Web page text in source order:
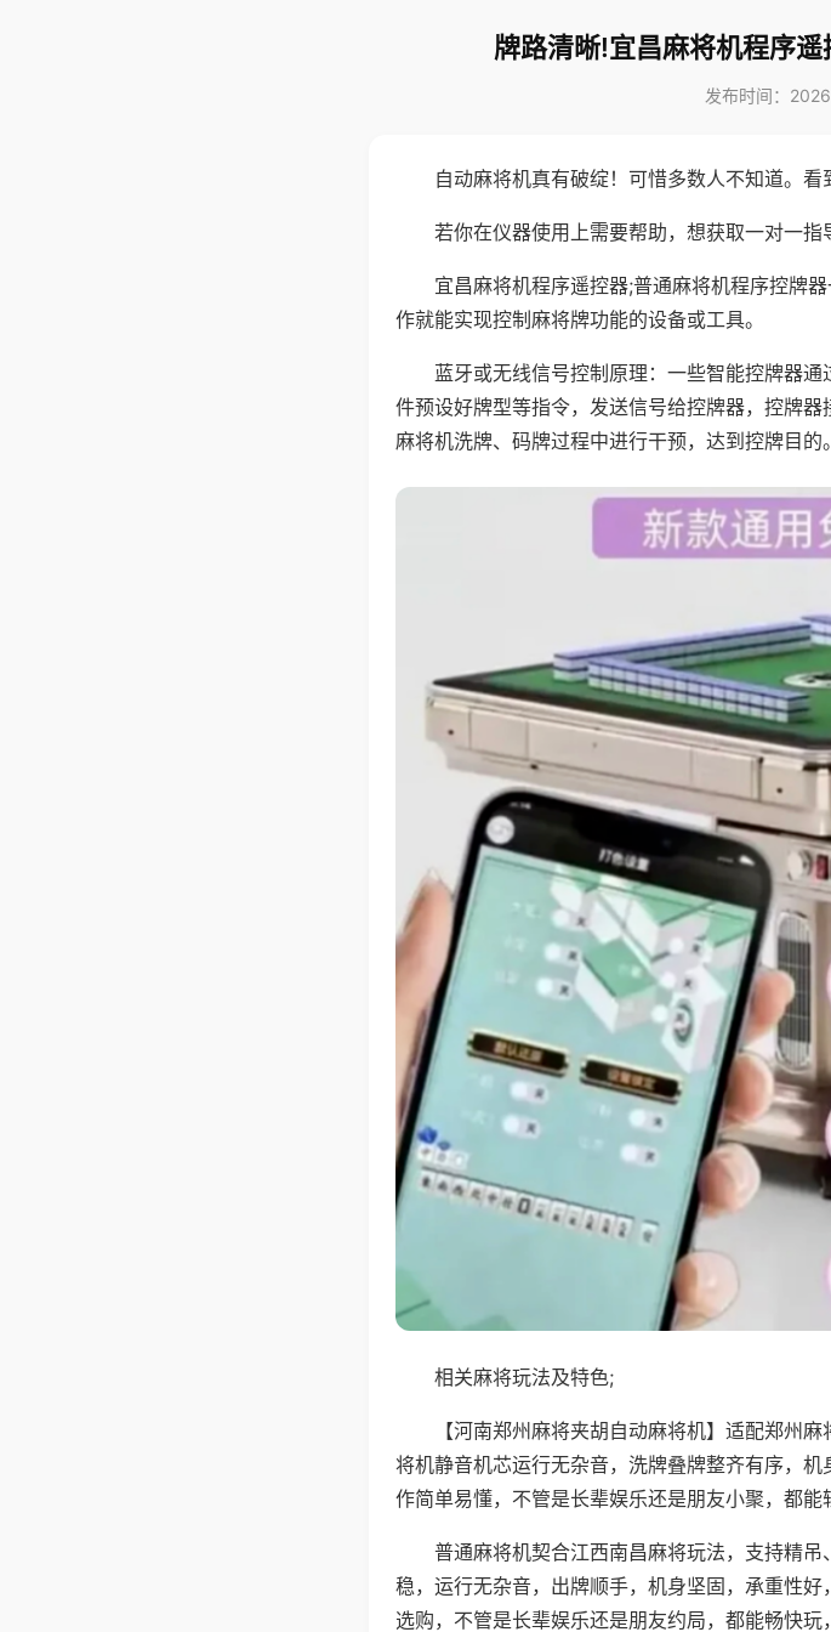
牌路清晰!宜昌麻将机程序
发布时间：
自动麻将机真有破绽！可惜多数人不知道。看
若你在仪器使用上需要帮助，想获取一对一指
宜昌麻将机程序遥控器;普通麻将机程序控牌
作就能实现控制麻将牌功能的设备或工具。
蓝牙或无线信号控制原理：一些智能控牌器
件预设好牌型等指令，发送信号给控牌器，控牌
麻将机洗牌、码牌过程中进行干预，达到控牌目的。
相关麻将玩法及特色;
【河南郑州麻将夹胡自动麻将机】适配郑州
将机静音机芯运行无杂音，洗牌叠牌整齐有序，
作简单易懂，不管是长辈娱乐还是朋友小聚，都能
普通麻将机契合江西南昌麻将玩法，支持精
稳，运行无杂音，出牌顺手，机身坚固，承重性
选购，不管是长辈娱乐还是朋友约局，都能畅快玩